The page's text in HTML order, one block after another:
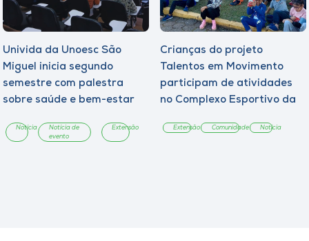
Univida da Unoesc São
Miguel inicia segundo
semestre com palestra
sobre saúde e bem-estar
Notícia
Notícia de
evento
Extensão
Crianças do projeto
Talentos em Movimento
participam de atividades
no Complexo Esportivo da
Extensão Comunidade Notícia